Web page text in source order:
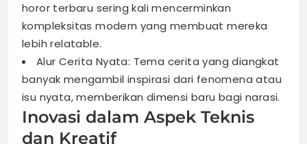
horor terbaru sering kali mencerminkan
kompleksitas modern yang membuat mereka
lebih relatable.
Alur Cerita Nyata: Tema cerita yang diangkat
banyak mengambil inspirasi dari fenomena atau
isu nyata, memberikan dimensi baru bagi narasi.
Inovasi dalam Aspek Teknis
dan Kreatif